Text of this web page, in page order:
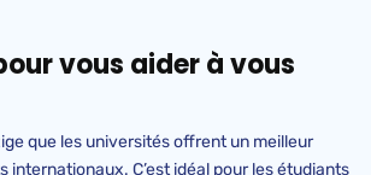
vous aider à vous
que les universités offrent un meilleur
internationaux. C’est idéal pour les étudiants